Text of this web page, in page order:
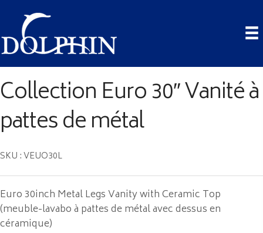
Collection Euro 30″ Vanité à
pattes de métal
SKU : VEUO30L
Euro 30inch Metal Legs Vanity with Ceramic Top
(meuble-lavabo à pattes de métal avec dessus en
céramique)